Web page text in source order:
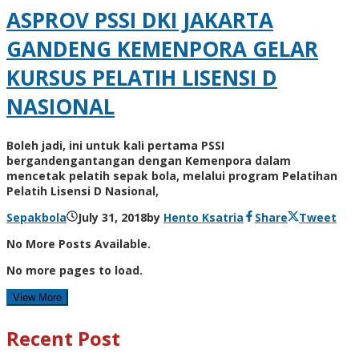
ASPROV PSSI DKI JAKARTA
GANDENG KEMENPORA GELAR
KURSUS PELATIH LISENSI D
NASIONAL
Boleh jadi, ini untuk kali pertama PSSI
bergandengantangan dengan Kemenpora dalam
mencetak pelatih sepak bola, melalui program Pelatihan
Pelatih Lisensi D Nasional,
Sepakbola
July 31, 2018by Hento Ksatria Share
Tweet
No More Posts Available.
No more pages to load.
View More
Recent Post